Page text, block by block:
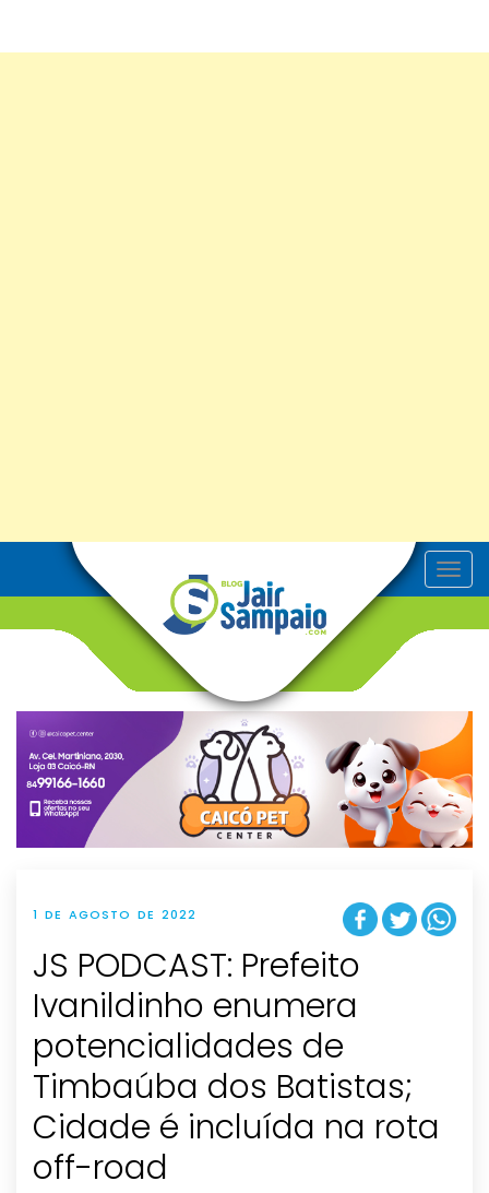
T
o
v
g
t
i
o
n
1 DE AGOSTO DE 2022
JS PODCAST: Prefeito
Ivanildinho enumera
potencialidades de
Timbaúba dos Batistas;
Cidade é incluída na rota
off-road